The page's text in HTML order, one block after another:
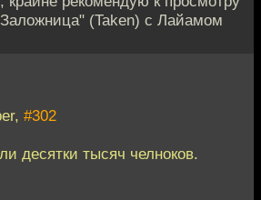
(Taken) с Лайамом
#302
десятки тысяч челноков.